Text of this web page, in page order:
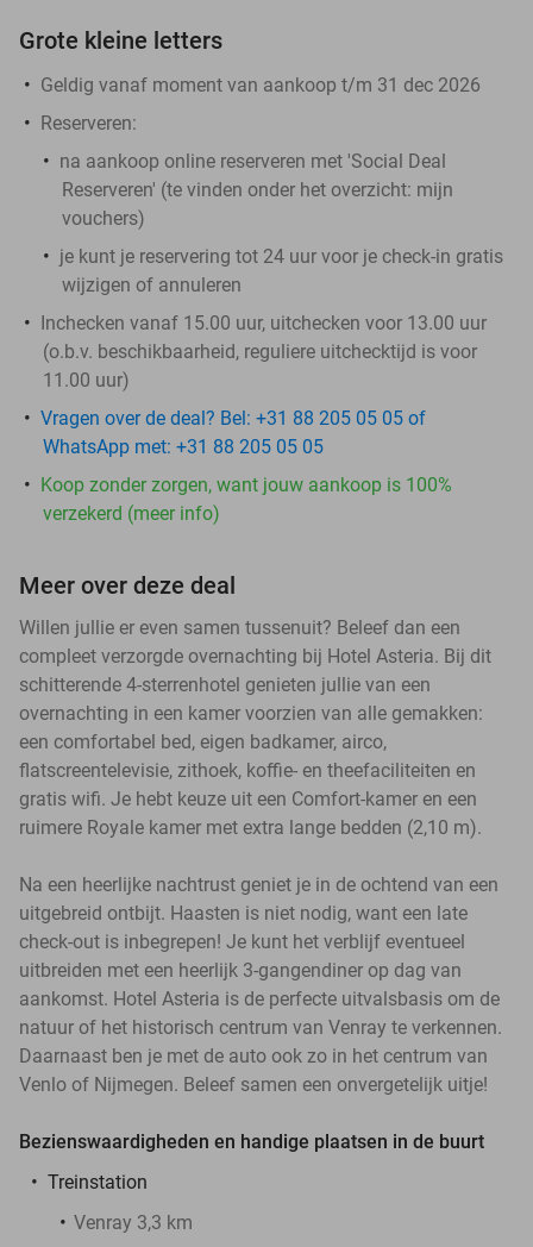
Grote kleine letters
Geldig vanaf moment van aankoop t/m 31 dec 2026
Reserveren:
na aankoop online reserveren met 'Social Deal
Reserveren' (te vinden onder het overzicht: mijn
vouchers)
je kunt je reservering tot 24 uur voor je check-in gratis
wijzigen of annuleren
Inchecken vanaf 15.00 uur, uitchecken voor 13.00 uur
(o.b.v. beschikbaarheid, reguliere uitchecktijd is voor
11.00 uur)
Vragen over de deal? Bel: +31 88 205 05 05 of
WhatsApp met: +31 88 205 05 05
Koop zonder zorgen, want jouw aankoop is 100%
verzekerd (meer info)
Meer over deze deal
Willen jullie er even samen tussenuit? Beleef dan een
compleet verzorgde overnachting bij Hotel Asteria. Bij dit
schitterende 4-sterrenhotel genieten jullie van een
overnachting in een kamer voorzien van alle gemakken:
een comfortabel bed, eigen badkamer, airco,
flatscreentelevisie, zithoek, koffie- en theefaciliteiten en
gratis wifi. Je hebt keuze uit een Comfort-kamer en een
ruimere Royale kamer met extra lange bedden (2,10 m).
Na een heerlijke nachtrust geniet je in de ochtend van een
uitgebreid ontbijt. Haasten is niet nodig, want een late
check-out is inbegrepen! Je kunt het verblijf eventueel
uitbreiden met een heerlijk 3-gangendiner op dag van
aankomst. Hotel Asteria is de perfecte uitvalsbasis om de
natuur of het historisch centrum van Venray te verkennen.
Daarnaast ben je met de auto ook zo in het centrum van
Venlo of Nijmegen. Beleef samen een onvergetelijk uitje!
Bezienswaardigheden en handige plaatsen in de buurt
Treinstation
Venray 3,3 km